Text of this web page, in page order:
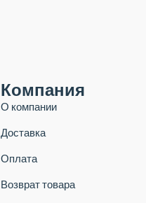
Компания
О компании
Доставка
Оплата
Возврат товара